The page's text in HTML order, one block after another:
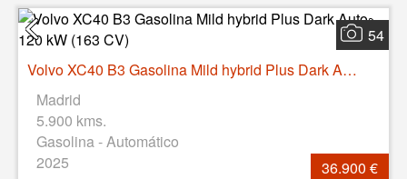
54
Volvo XC40 B3 Gasolina Mild hybrid Plus Dark Auto 120 kW (163 CV)
Madrid
5.900 kms.
Gasolina - Automático
2025
36.900 €